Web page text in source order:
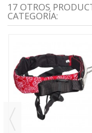
17 OTROS
CATEGORÍA: